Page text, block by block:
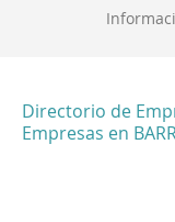
Directorio de
Empresas en